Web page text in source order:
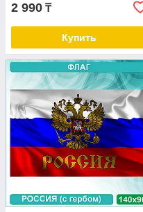
2 990 ₸
Купить